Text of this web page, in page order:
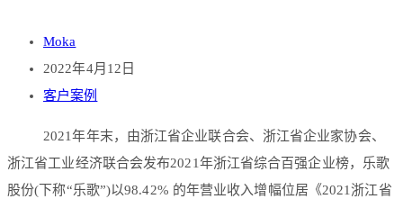
Moka
2022年4月12日
客户案例
2021年年末，由浙江省企业联合会、浙江省企业家协会、
浙江省工业经济联合会发布2021年浙江省综合百强企业榜，乐歌
股份(下称“乐歌”)以98.42% 的年营业收入增幅位居《2021浙江省